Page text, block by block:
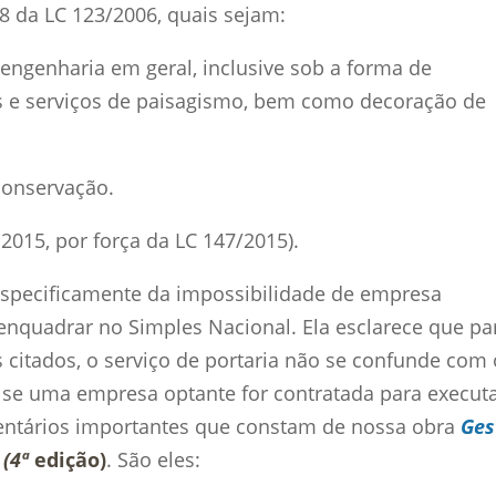
LC 123/2006, quais sejam:
em geral, inclusive sob a forma de
serviços de paisagismo, bem como decoração de
por força da LC 147/2015).
da impossibilidade de empresa
no Simples Nacional. Ela esclarece que
o serviço de portaria não se confunde com
uma empresa optante for contratada para
importantes que constam de nossa obra
edição). São eles: